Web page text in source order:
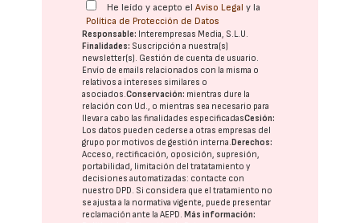
He leído y acepto elAviso Legal y la
Política de Protección de Datos
Responsable: Interempresas Media, S.L.U.
Finalidades: Suscripción a nuestra(s)
newsletter(s). Gestión de cuenta de usuario.
Envío de emails relacionados con la misma o
relativos a intereses similares o
asociados.Conservación: mientras dure la
relación con Ud., o mientras sea necesario para
llevar a cabo las finalidades especificadasCesión:
Los datos pueden cederse a otras empresas del
grupo por motivos de gestión interna.Derechos:
Acceso, rectificación, oposición, supresión,
portabilidad, limitación del tratatamiento y
decisiones automatizadas: contacte con
nuestro DPD. Si considera que el tratamiento no
se ajusta a la normativa vigente, puede presentar
reclamación ante laAEPD.Más información: